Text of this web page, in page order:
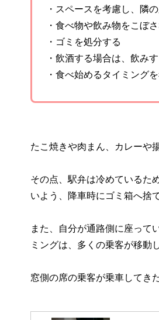
・スペースを考慮し、隣
・食べ物や飲み物をこぼ
・ゴミを処分する
・飲酒する場合は、飲み
・食べ始めるタイミング
たこ焼きや肉まん、カレーや
その点、駅弁は冷めているた
いよう、降車時にゴミ箱へ捨
また、自分が通路側に座って
ミングは、多くの乗客が移動
窓側の席の乗客が乗車してき